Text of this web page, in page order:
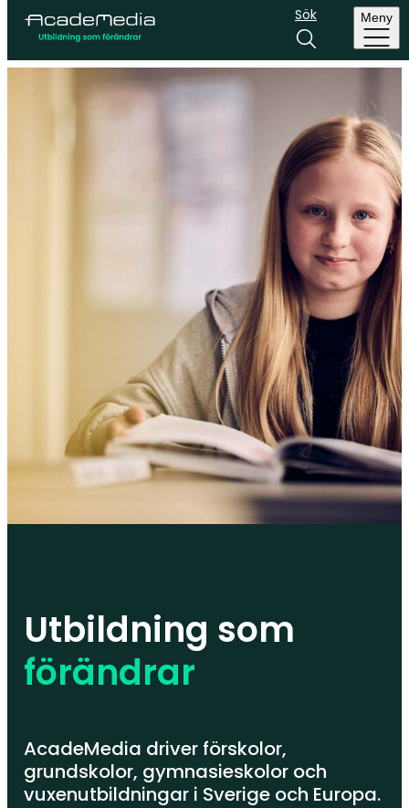
Sök Meny
Utbildning som
förändrar
AcadeMedia driver förskolor,
grundskolor, gymnasieskolor och
vuxenutbildningar i Sverige och Europa.